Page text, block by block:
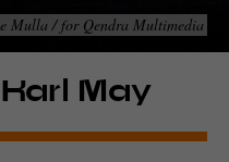
von Google
Das Cookie
um Informationen
Mulla / for Qendra Multimedia
May